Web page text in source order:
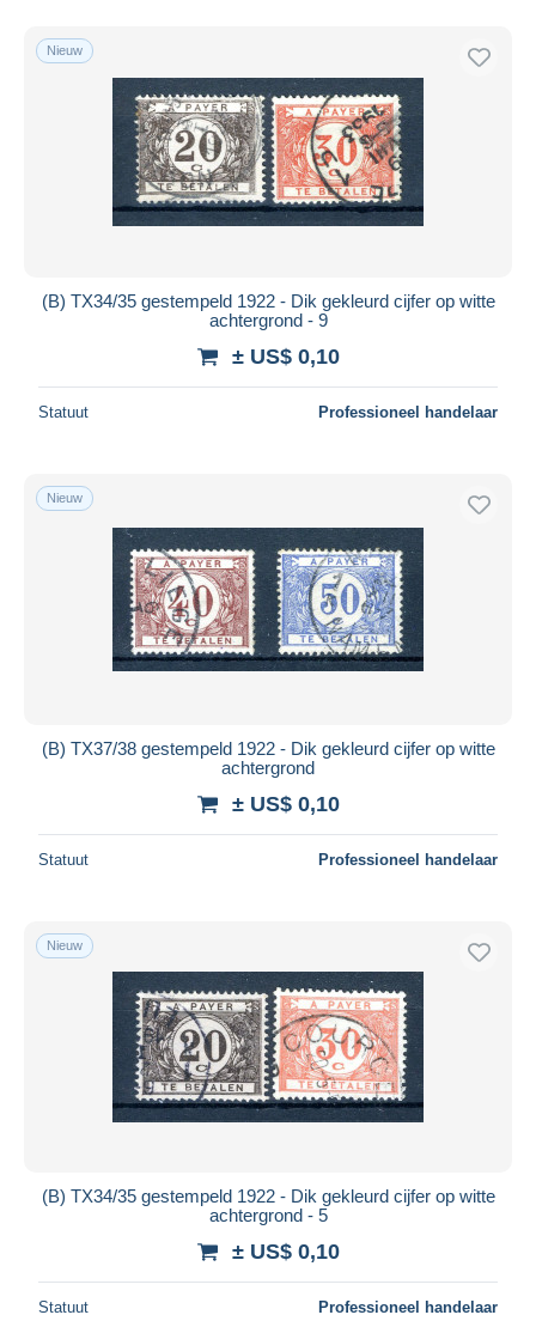
Nieuw
(B) TX34/35 gestempeld 1922 - Dik gekleurd cijfer op witte
achtergrond - 9
± US$ 0,10
Statuut Professioneel handelaar
Nieuw
(B) TX37/38 gestempeld 1922 - Dik gekleurd cijfer op witte
achtergrond
± US$ 0,10
Statuut Professioneel handelaar
Nieuw
(B) TX34/35 gestempeld 1922 - Dik gekleurd cijfer op witte
achtergrond - 5
± US$ 0,10
Statuut Professioneel handelaar